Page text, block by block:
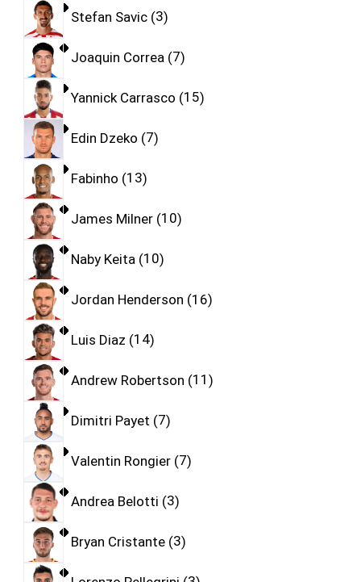
Stefan Savic 3
Joaquin Correa 7
Yannick Carrasco 15
Edin Dzeko 7
Fabinho 13
James Milner 10
Naby Keita 10
Jordan Henderson 16
Luis Diaz 14
Andrew Robertson 11
Dimitri Payet 7
Valentin Rongier 7
Andrea Belotti 3
Bryan Cristante 3